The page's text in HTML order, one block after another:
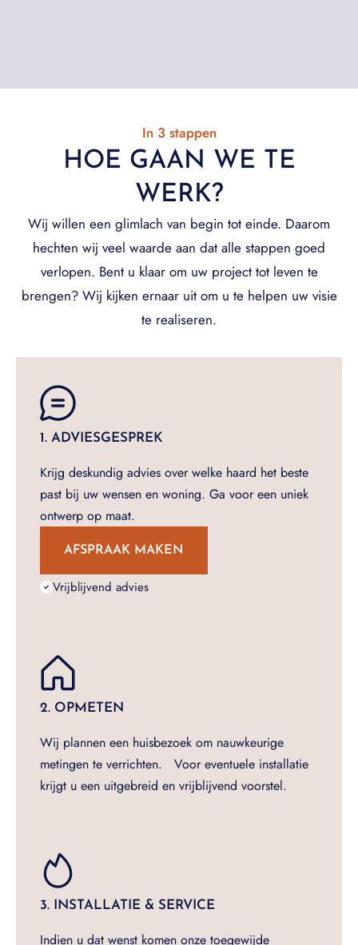
In 3 stappen
HOE GAAN WE TE
WERK?
Wij willen een glimlach van begin tot einde. Daarom
hechten wij veel waarde aan dat alle stappen goed
verlopen. Bent u klaar om uw project tot leven te
brengen? Wij kijken ernaar uit om u te helpen uw visie
te realiseren.
1. ADVIESGESPREK
Krijg deskundig advies over welke haard het beste
past bij uw wensen en woning. Ga voor een uniek
ontwerp op maat.
AFSPRAAK MAKEN
Vrijblijvend advies
2. OPMETEN
Wij plannen een huisbezoek om nauwkeurige
metingen te verrichten. Voor eventuele installatie
krijgt u een uitgebreid en vrijblijvend voorstel.
3. INSTALLATIE & SERVICE
Indien u dat wenst komen onze toegewijde